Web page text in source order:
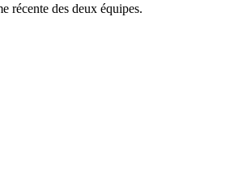
récente des deux équipes.